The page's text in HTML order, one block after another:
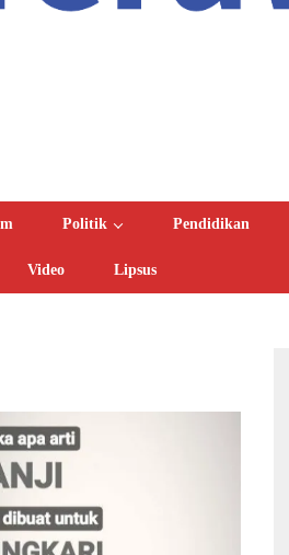
Politik Pendidikan
Video Lipsus